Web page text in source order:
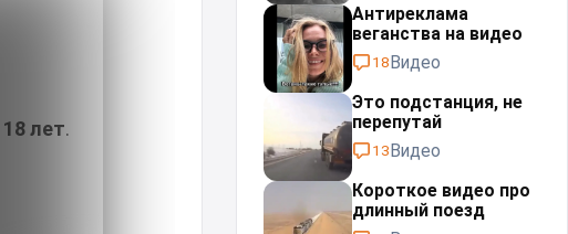
18 лет.
Антиреклама
веганства на видео
18Видео
Это подстанция, не
перепутай⁠⁠
13Видео
Короткое видео про
длинный поезд